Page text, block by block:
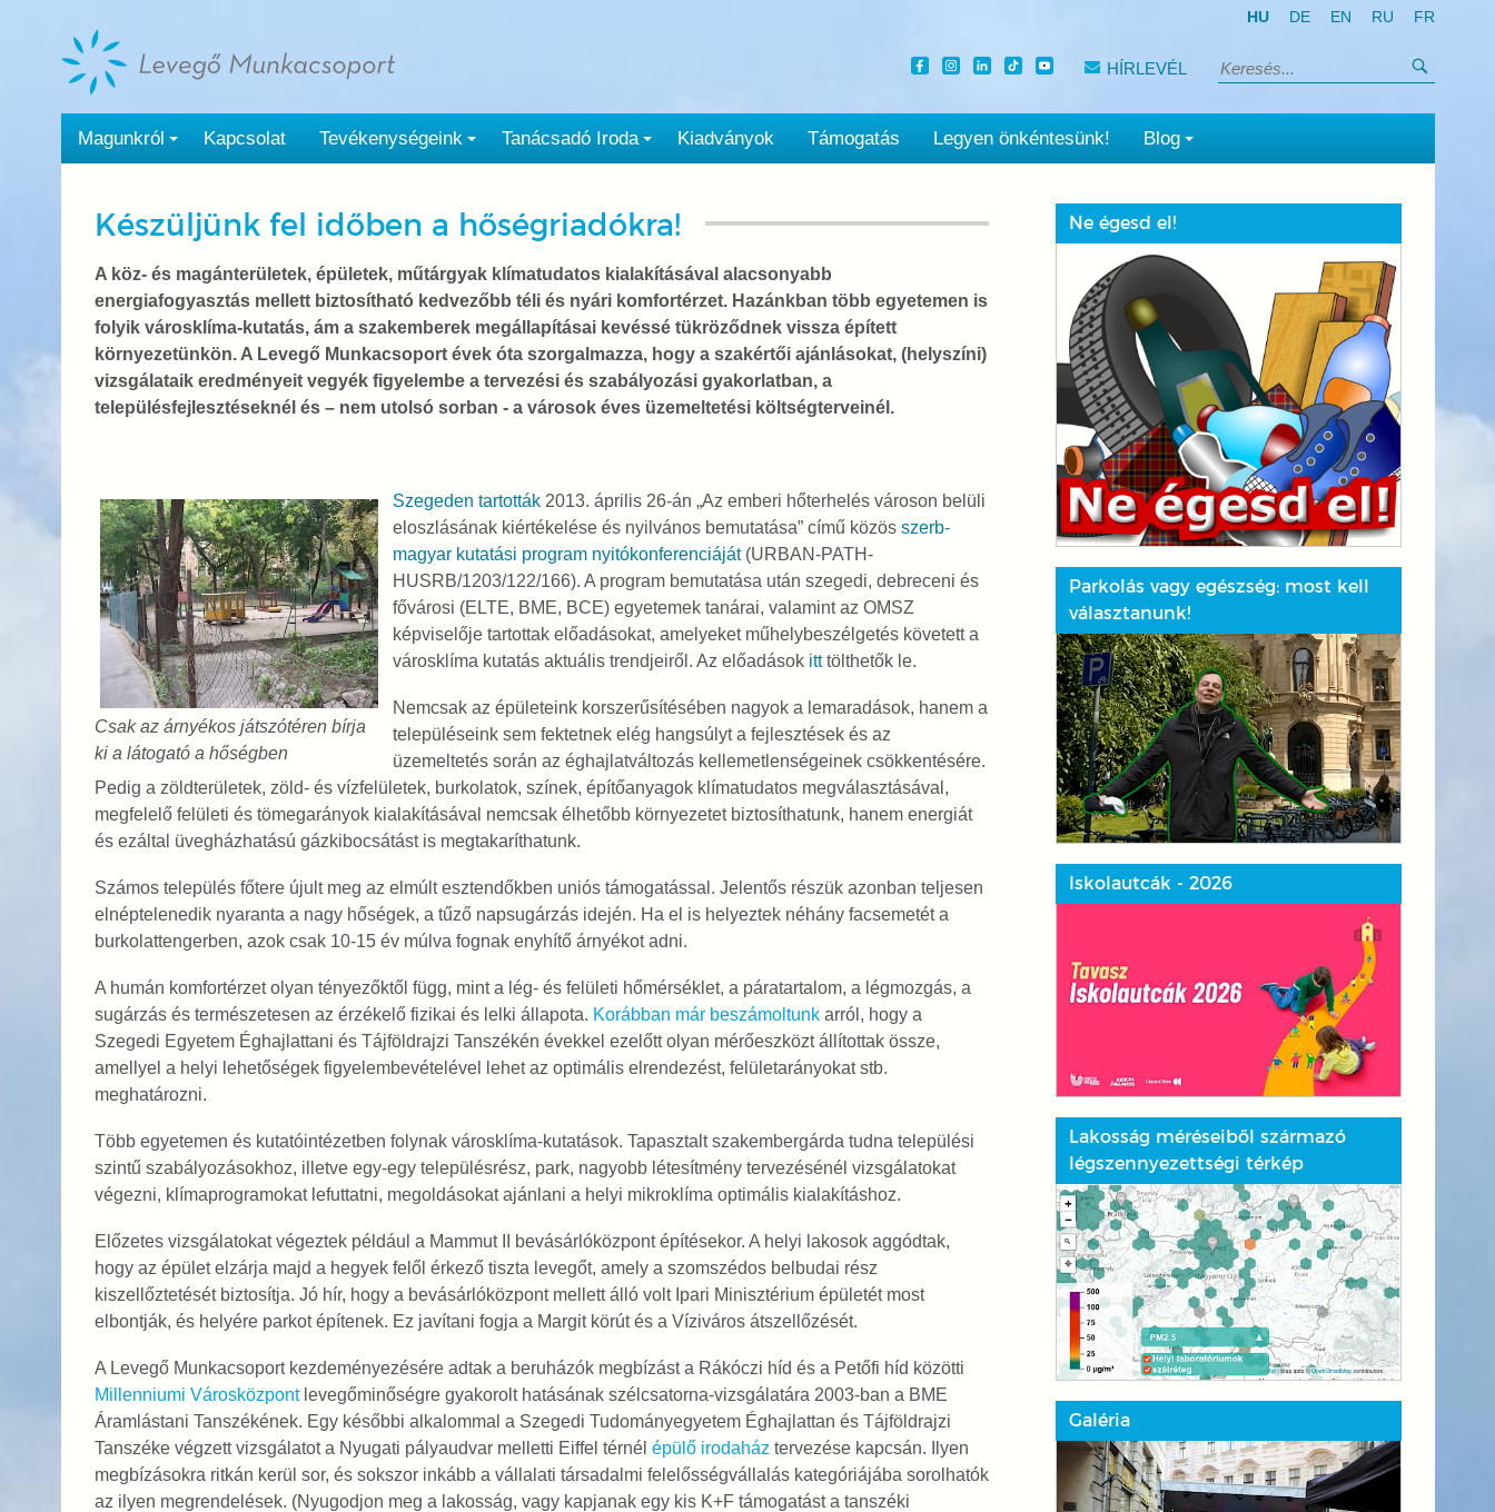
tartalomra
HU DE EN RU FR
HÍRLEVÉL Keresés:
Magunkról Kapcsolat Tevékenységeink Tanácsadó Iroda Kiadványok Támogatás Legyen önkéntesünk! Blog
Készüljünk fel időben a hőségriadókra!
A köz- és magánterületek, épületek, műtárgyak klímatudatos kialakításával alacsonyabb
energiafogyasztás mellett biztosítható kedvezőbb téli és nyári komfortérzet. Hazánkban több egyetemen is
folyik városklíma-kutatás, ám a szakemberek megállapításai kevéssé tükröződnek vissza épített
környezetünkön. A Levegő Munkacsoport évek óta szorgalmazza, hogy a szakértői ajánlásokat, (helyszíni)
vizsgálataik eredményeit vegyék figyelembe a tervezési és szabályozási gyakorlatban, a
településfejlesztéseknél és – nem utolsó sorban - a városok éves üzemeltetési költségterveinél.
Csak az árnyékos játszótéren bírja
ki a látogató a hőségben
Szegeden tartották2013. április 26-án „Az emberi hőterhelés városon belüli
eloszlásának kiértékelése és nyilvános bemutatása” című közös szerb-
magyar kutatási program nyitókonferenciáját(URBAN-PATH-
HUSRB/1203/122/166). A program bemutatása után szegedi, debreceni és
fővárosi (ELTE, BME, BCE) egyetemek tanárai, valamint az OMSZ
képviselője tartottak előadásokat, amelyeket műhelybeszélgetés követett a
városklíma kutatás aktuális trendjeiről. Az előadások itttölthetők le.
Nemcsak az épületeink korszerűsítésében nagyok a lemaradások, hanem a
településeink sem fektetnek elég hangsúlyt a fejlesztések és az
üzemeltetés során az éghajlatváltozás kellemetlenségeinek csökkentésére.
Pedig a zöldterületek, zöld- és vízfelületek, burkolatok, színek, építőanyagok klímatudatos megválasztásával,
megfelelő felületi és tömegarányok kialakításával nemcsak élhetőbb környezetet biztosíthatunk, hanem energiát
és ezáltal üvegházhatású gázkibocsátást is megtakaríthatunk.
Számos település főtere újult meg az elmúlt esztendőkben uniós támogatással. Jelentős részük azonban teljesen
elnéptelenedik nyaranta a nagy hőségek, a tűző napsugárzás idején. Ha el is helyeztek néhány facsemetét a
burkolattengerben, azok csak 10-15 év múlva fognak enyhítő árnyékot adni.
A humán komfortérzet olyan tényezőktől függ, mint a lég- és felületi hőmérséklet, a páratartalom, a légmozgás, a
sugárzás és természetesen az érzékelő fizikai és lelki állapota. Korábban már beszámoltunkarról, hogy a
Szegedi Egyetem Éghajlattani és Tájföldrajzi Tanszékén évekkel ezelőtt olyan mérőeszközt állítottak össze,
amellyel a helyi lehetőségek figyelembevételével lehet az optimális elrendezést, felületarányokat stb.
meghatározni.
Több egyetemen és kutatóintézetben folynak városklíma-kutatások. Tapasztalt szakembergárda tudna települési
szintű szabályozásokhoz, illetve egy-egy településrész, park, nagyobb létesítmény tervezésénél vizsgálatokat
végezni, klímaprogramokat lefuttatni, megoldásokat ajánlani a helyi mikroklíma optimális kialakításhoz.
Előzetes vizsgálatokat végeztek például a Mammut II bevásárlóközpont építésekor. A helyi lakosok aggódtak,
hogy az épület elzárja majd a hegyek felől érkező tiszta levegőt, amely a szomszédos belbudai rész
kiszellőztetését biztosítja. Jó hír, hogy a bevásárlóközpont mellett álló volt Ipari Minisztérium épületét most
elbontják, és helyére parkot építenek. Ez javítani fogja a Margit körút és a Víziváros átszellőzését.
A Levegő Munkacsoport kezdeményezésére adtak a beruházók megbízást a Rákóczi híd és a Petőfi híd közötti
Millenniumi Városközpontlevegőminőségre gyakorolt hatásának szélcsatorna-vizsgálatára 2003-ban a BME
Áramlástani Tanszékének. Egy későbbi alkalommal a Szegedi Tudományegyetem Éghajlattan és Tájföldrajzi
Tanszéke végzett vizsgálatot a Nyugati pályaudvar melletti Eiffel térnél épülő irodaház tervezése kapcsán. Ilyen
megbízásokra ritkán kerül sor, és sokszor inkább a vállalati társadalmi felelősségvállalás kategóriájába sorolhatók
az ilyen megrendelések. (Nyugodjon meg a lakosság, vagy kapjanak egy kis K+F támogatást a tanszéki
Ne égesd el!
Parkolás vagy egészség: most kell
választanunk!
Iskolautcák - 2026
Lakosság méréseiből származó
légszennyezettségi térkép
Galéria